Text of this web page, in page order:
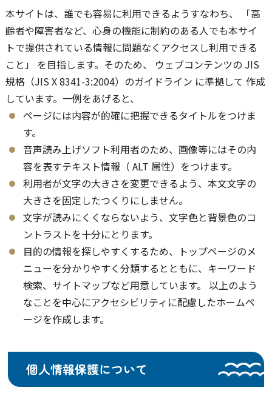
本サイトは、誰でも容易に利用できるようすなわち、 「高
齢者や障害者など、心身の機能に制約のある人でも本サイ
トで提供されている情報に問題なくアクセスし利用できる
こと」 を目指します。そのため、 ウェブコンテンツの JIS
規格（JIS X 8341-3:2004）のガイドライン に準拠して 作成
しています。一例をあげると、
ページには内容が的確に把握できるタイトルをつけま
す。
音声読み上げソフト利用者のため、画像等にはその内
容を表すテキスト情報（ ALT 属性）をつけます。
利用者が文字の大きさを変更できるよう、本文文字の
大きさを固定したつくりにしません。
文字が読みにくくならないよう、文字色と背景色のコ
ントラストを十分にとります。
目的の情報を探しやすくするため、トップページのメ
ニューを分かりやすく分類するとともに、キーワード
検索、サイトマップなど用意しています。 以上のよう
なことを中心にアクセシビリティに配慮したホームペ
ージを作成します。
個人情報保護について